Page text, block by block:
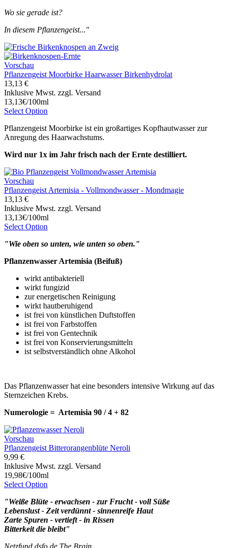
Wo sie gerade ist?
In diesem Pflanzengeist..."
Vorschau
Pflanzengeist Moorbirke Haarwasser Birkenhydrolat
13,13 €
Inklusive Mwst. zzgl. Versand
13,13€/100ml
Select Option
Pflanzengeist Moorbirke ist ein großartiges Kopfhautwasser zur
Anregung des Haarwachstums.
Wird nur 1x im Jahr frisch nach der Ernte destilliert.
Vorschau
Pflanzengeist Artemisia - Vollmondwasser - Mondmagie
13,13 €
Inklusive Mwst. zzgl. Versand
13,13€/100ml
Select Option
"Wie oben so unten, wie unten so oben."
Pflanzenwasser Artemisia (Beifuß)
wirkt antibakteriell
wirkt fungizid
zur energetischen Reinigung
wirkt hautberuhigend
ist frei von künstlichen Duftstoffen
ist frei von Farbstoffen
ist frei von Gentechnik
ist frei von Konservierungsmitteln
ist selbstverständlich ohne Alkohol
Das Pflanzenwasser hat eine besonders intensive Wirkung auf das
Sternzeichen Krebs.
Numerologie = Artemisia 90 / 4 + 82
Vorschau
Pflanzengeist Bitterorangenblüte Neroli
9,99 €
Inklusive Mwst. zzgl. Versand
19,98€/100ml
Select Option
"Weiße Blüte - erwachsen - zur Frucht - voll Süße
Lebenslust - Zeit verdünnt - sinnenreife Haut
Zarte Spuren - vertieft - in Rissen
Bitterkeit die bleibt"
Netzfund dsfo.de The Brain